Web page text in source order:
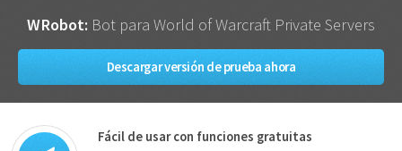
WRobot: Bot para World of Warcraft Private Servers
Descargar versión de prueba ahora
Fácil de usar con funciones gratuitas